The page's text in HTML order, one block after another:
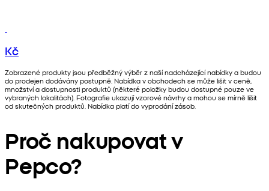
Kč
Zobrazené produkty jsou předběžný výběr z naší nadcházející nabídky a budou
do prodejen dodávány postupně. Nabídka v obchodech se může lišit v ceně,
množství a dostupnosti produktů (některé položky budou dostupné pouze ve
vybraných lokalitách). Fotografie ukazují vzorové návrhy a mohou se mírně lišit
od skutečných produktů. Nabídka platí do vyprodání zásob.
Proč nakupovat v
Pepco?